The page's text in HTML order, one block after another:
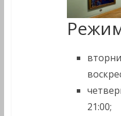
21:00;